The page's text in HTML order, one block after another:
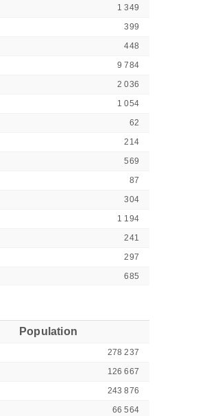
1 349
399
448
9 784
2 036
1 054
62
214
569
87
304
1 194
241
297
685
Population
278 237
126 667
243 876
66 564